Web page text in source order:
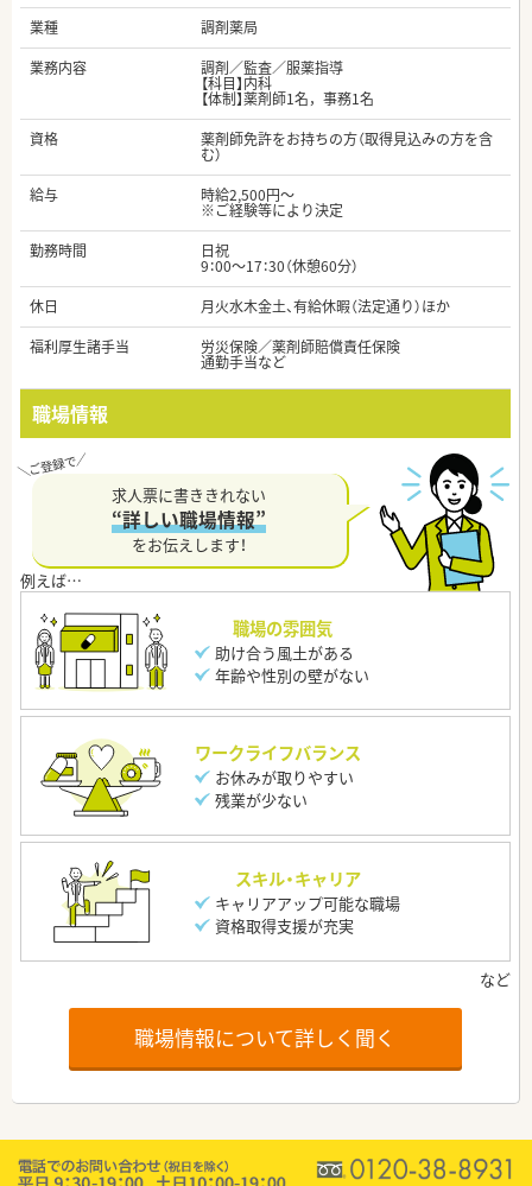
業種
調剤薬局
業務内容
調剤／監査／服薬指導
【科目】内科
【体制】薬剤師1名，事務1名
資格
薬剤師免許をお持ちの方（取得見込みの方を含
む）
給与
時給2,500円～
※ご経験等により決定
勤務時間
日祝
9：00～17：30（休憩60分）
休日
月火水木金土、有給休暇（法定通り）ほか
福利厚生諸手当
労災保険／薬剤師賠償責任保険
通勤手当など
職場情報
求人票に書ききれない
“詳しい職場情報”
をお伝えします！
職場の雰囲気
助け合う風土がある
年齢や性別の壁がない
ワークライフバランス
お休みが取りやすい
残業が少ない
スキル・キャリア
キャリアアップ可能な職場
資格取得支援が充実
職場情報について詳しく聞く